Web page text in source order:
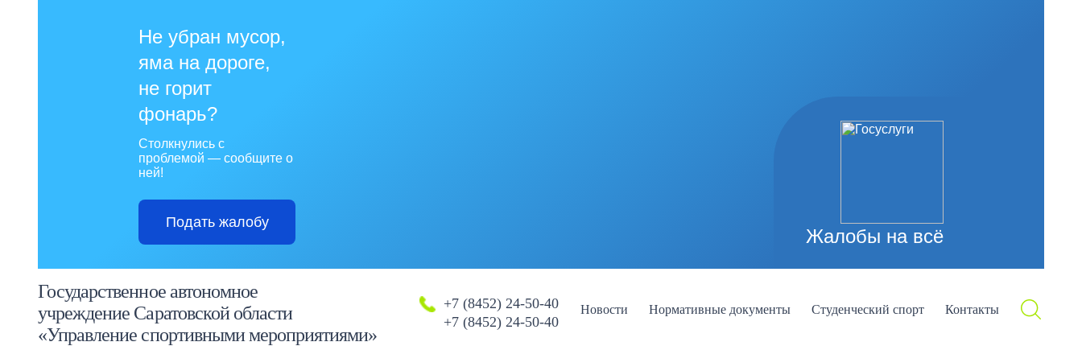
Жалобы на всё
Не убран мусор,
яма на дороге,
не горит
фонарь?
Столкнулись с
проблемой — сообщите о
ней!
Подать жалобу
Государственное автономное
учреждение Саратовской области
«Управление спортивными мероприятиями»
+7 (8452) 24-50-40
+7 (8452) 24-50-40
Новости Нормативные документы Студенческий спорт Контакты